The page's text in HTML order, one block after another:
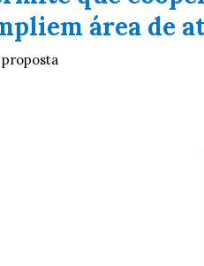
área de
proposta